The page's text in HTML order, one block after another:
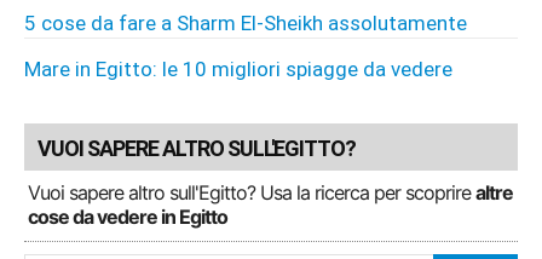
5 cose da fare a Sharm El-Sheikh assolutamente
Mare in Egitto: le 10 migliori spiagge da vedere
VUOI SAPERE ALTRO SULL'EGITTO?
Vuoi sapere altro sull'Egitto? Usa la ricerca per scoprirealtre
cose da vedere in Egitto